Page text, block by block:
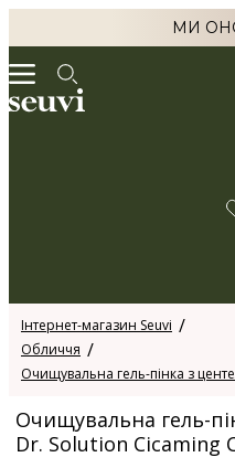
МИ
Інтернет-магазин Seuvi
Обличчя
Очищувальна гель-пінка з
Очищувальна гель-
Dr. Solution Cicaming